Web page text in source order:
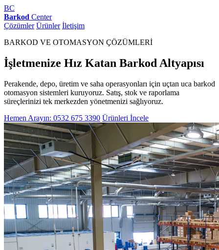
BC
Barkod Center
Çözümler Ürünler İletişim
BARKOD VE OTOMASYON ÇÖZÜMLERİ
İşletmenize Hız Katan Barkod Altyapısı
Perakende, depo, üretim ve saha operasyonları için uçtan uca barkod
otomasyon sistemleri kuruyoruz. Satış, stok ve raporlama
süreçlerinizi tek merkezden yönetmenizi sağlıyoruz.
Hemen Arayın: 0532 675 3390 Ürünleri İncele